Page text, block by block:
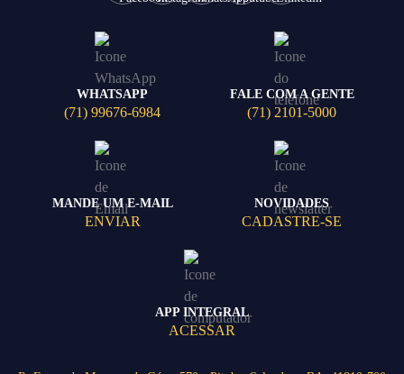
WHATSAPP
(71) 99676-6984
FALE COM A GENTE
(71) 2101-5000
MANDE UM E-MAIL
ENVIAR
NOVIDADES
CADASTRE-SE
APP INTEGRAL
ACESSAR